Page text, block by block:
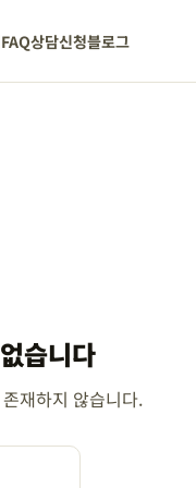
FAQ상담신청블로그
습니다
재하지 않습니다.